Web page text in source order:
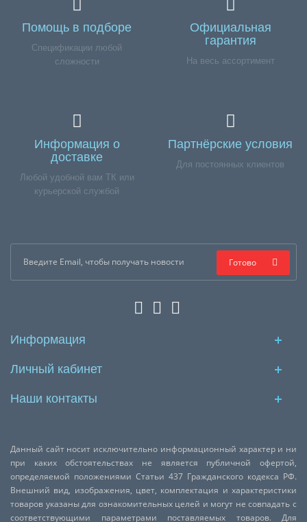
Помощь в подборе
Спецификации любой
сложности
Официальная
гарантия
На весь ассортимент
Информация о
доставке
Любой удобной вам ТК или
курьерской службой
Партнёрские условия
Для постоянных клиентов
Готово
Информация
Личный кабинет
Наши контакты
Данный сайт носит исключительно информационный характер и ни
при каких обстоятельствах не является публичной офертой,
определяемой положениями Статьи 437 Гражданского кодекса РФ.
Внешний вид, изображения, цвет, комплектация и характеристики
товаров указаны для ознакомительных целей и могут не совпадать с
соответствующими параметрами поставляемых товаров. Для